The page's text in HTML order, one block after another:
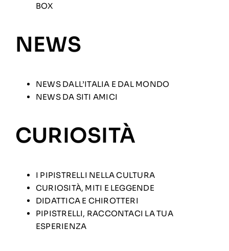
BOX
NEWS
NEWS DALL’ITALIA E DAL MONDO
NEWS DA SITI AMICI
CURIOSITÀ
I PIPISTRELLI NELLA CULTURA
CURIOSITÀ, MITI E LEGGENDE
DIDATTICA E CHIROTTERI
PIPISTRELLI, RACCONTACI LA TUA
ESPERIENZA